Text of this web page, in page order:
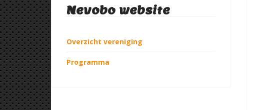
Nevobo website
Overzicht vereniging
Programma